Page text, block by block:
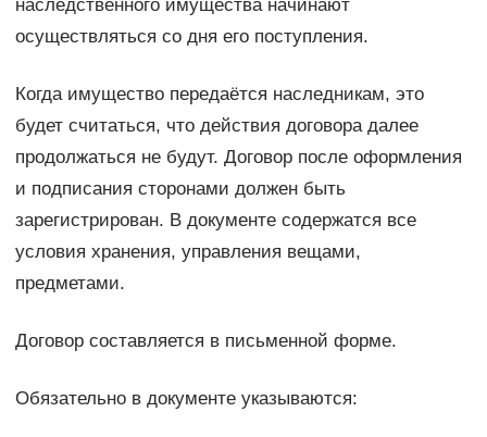
наследственного имущества начинают
осуществляться со дня его поступления.
Когда имущество передаётся наследникам, это
будет считаться, что действия договора далее
продолжаться не будут. Договор после оформления
и подписания сторонами должен быть
зарегистрирован. В документе содержатся все
условия хранения, управления вещами,
предметами.
Договор составляется в письменной форме.
Обязательно в документе указываются: